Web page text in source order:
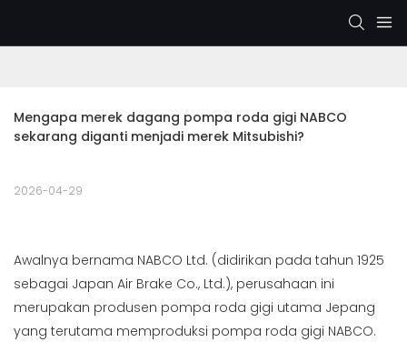
Mengapa merek dagang pompa roda gigi NABCO
sekarang diganti menjadi merek Mitsubishi?
2026-04-29
Awalnya bernama NABCO Ltd. (didirikan pada tahun 1925
sebagai Japan Air Brake Co., Ltd.), perusahaan ini
merupakan produsen pompa roda gigi utama Jepang
yang terutama memproduksi pompa roda gigi NABCO.